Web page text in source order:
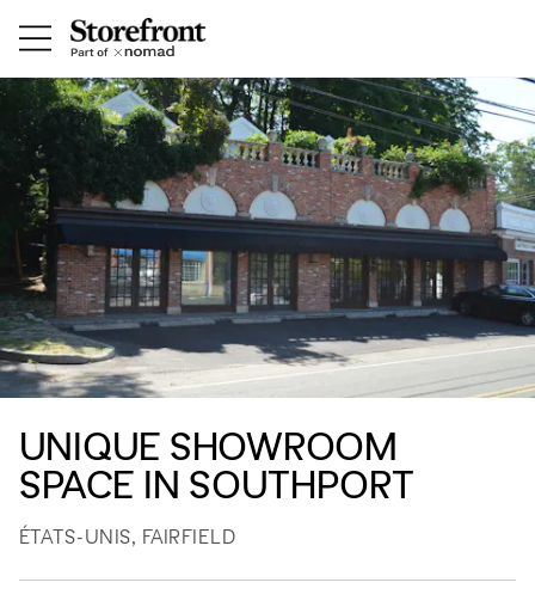
UNIQUE SHOWROOM
SPACE IN SOUTHPORT
ÉTATS-UNIS, FAIRFIELD